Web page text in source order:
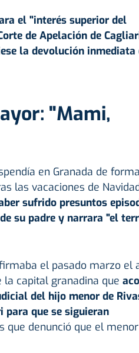
el "interés superior del
de Apelación de
la devolución inmediata
"Mami,
en Granada de forma
las vacaciones de
sufrido presuntos
su padre y narrara "el
el pasado marzo el
la capital granadina que
del hijo menor de
que se siguieran
denunció que el menor